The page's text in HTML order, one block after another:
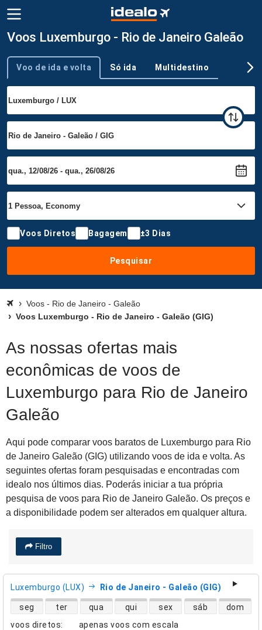
Voos Luxemburgo - Rio de Janeiro Galeão
Tipo de viagem
Voo de ida e volta Só ida Multidestino
Voos Diretos Bagagem ±3 Dias
Pesquisar
Voos - Rio de Janeiro - Galeão
Voos Luxemburgo - Rio de Janeiro - Galeão (GIG)
As nossas ofertas mais
econômicas de voos de
Luxemburgo para Rio de Janeiro
Galeão
Aqui pode comparar voos baratos de Luxemburgo para Rio
de Janeiro Galeão (GIG) utilizando voos de ida e volta. As
seguintes ofertas foram pesquisadas e encontradas com
idealo nos últimos dias. Poderás iniciar a tua própria
pesquisa de voos para Rio de Janeiro Galeão. Os preços e
a disponibilidade podem ser alterados em qualquer altura.
Filtro
Luxemburgo (LUX) Rio de Janeiro - Galeão (GIG)
voos diretos:
apenas voos com escala
disponibilidade de voos diretos
seg ter qua qui sex sáb dom